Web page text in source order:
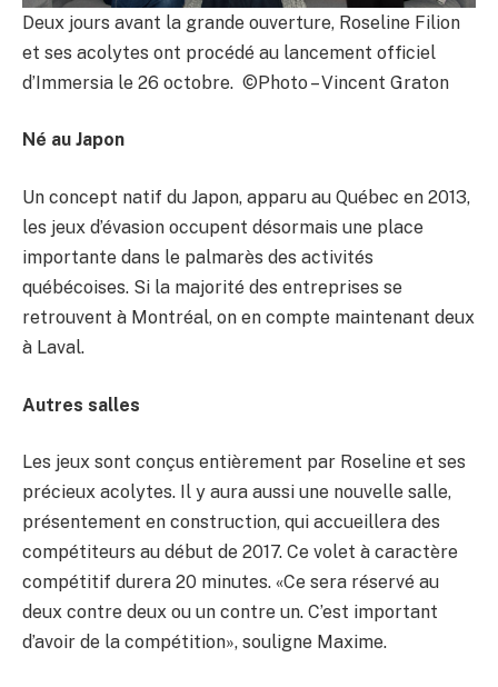
Deux jours avant la grande ouverture, Roseline Filion
et ses acolytes ont procédé au lancement officiel
d’Immersia le 26 octobre. ©Photo – Vincent Graton
Né au Japon
Un concept natif du Japon, apparu au Québec en 2013,
les jeux d’évasion occupent désormais une place
importante dans le palmarès des activités
québécoises. Si la majorité des entreprises se
retrouvent à Montréal, on en compte maintenant deux
à Laval.
Autres salles
Les jeux sont conçus entièrement par Roseline et ses
précieux acolytes. Il y aura aussi une nouvelle salle,
présentement en construction, qui accueillera des
compétiteurs au début de 2017. Ce volet à caractère
compétitif durera 20 minutes. «Ce sera réservé au
deux contre deux ou un contre un. C’est important
d’avoir de la compétition», souligne Maxime.